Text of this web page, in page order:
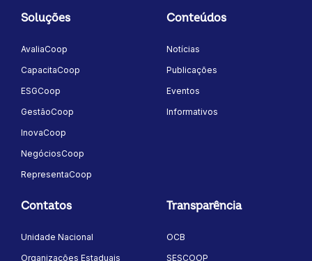
Soluções
AvaliaCoop
CapacitaCoop
ESGCoop
GestãoCoop
InovaCoop
NegóciosCoop
RepresentaCoop
Conteúdos
Notícias
Publicações
Eventos
Informativos
Contatos
Unidade Nacional
Organizações Estaduais
Transparência
OCB
SESCOOP